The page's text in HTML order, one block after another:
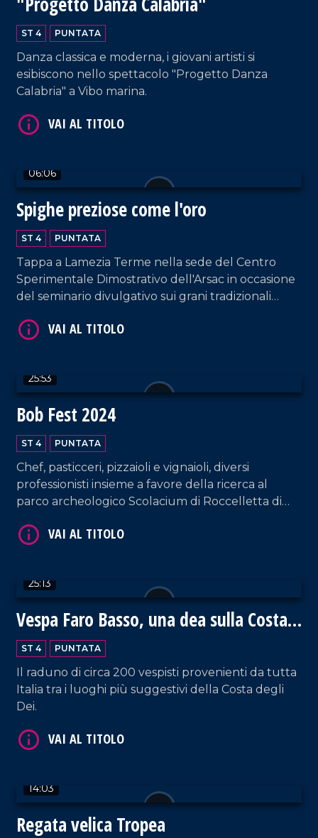
ST 4 PUNTATA
Danza classica e moderna, i giovani artisti si
esibiscono nello spettacolo "Progetto Danza
Calabria" a Vibo marina.
06:06
Spighe preziose come l'oro
ST 4 PUNTATA
Tappa a Lamezia Terme nella sede del Centro
Sperimentale Dimostrativo dell'Arsac in occasione
del seminario divulgativo sui grani tradizionali
25:53
Bob Fest 2024
ST 4 PUNTATA
Chef, pasticceri, pizzaioli e vignaioli, diversi
professionisti insieme a favore della ricerca al
parco archeologico Scolacium di Roccelletta di
25:13
Vespa Faro Basso, una dea sulla Costa
degli Dei
ST 4 PUNTATA
Il raduno di circa 200 vespisti provenienti da tutta
Italia tra i luoghi più suggestivi della Costa degli
Dei.
14:03
Regata velica Tropea
VAI AL TITOLO
VAI AL TITOLO
VAI AL TITOLO
VAI AL TITOLO
VAI AL TITOLO